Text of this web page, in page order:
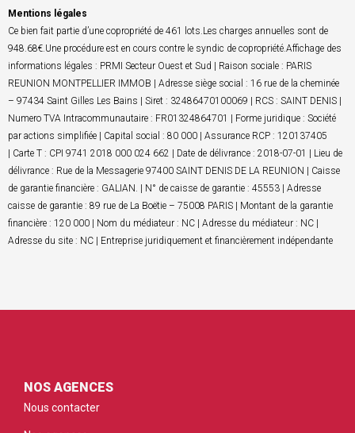
Mentions légales
Ce bien fait partie d’une copropriété de 461 lots.Les charges annuelles sont de
948.68€.Une procédure est en cours contre le syndic de copropriété.Affichage des
informations légales : PRMI Secteur Ouest et Sud | Raison sociale : PARIS
REUNION MONTPELLIER IMMOB | Adresse siège social : 16 rue de la cheminée
– 97434 Saint Gilles Les Bains | Siret : 32486470100069 | RCS : SAINT DENIS |
Numero TVA Intracommunautaire : FR01324864701 | Forme juridique : Société
par actions simplifiée | Capital social : 80 000 | Assurance RCP : 120137405
| Carte T : CPI 9741 2018 000 024 662 | Date de délivrance : 2018-07-01 | Lieu de
délivrance : Rue de la Messagerie 97400 SAINT DENIS DE LA REUNION | Caisse
de garantie financière : GALIAN. | N° de caisse de garantie : 45553 | Adresse
caisse de garantie : 89 rue de La Boëtie – 75008 PARIS | Montant de la garantie
financière : 120 000 | Nom du médiateur : NC | Adresse du médiateur : NC |
Adresse du site : NC | Entreprise juridiquement et financièrement indépendante
NOS AGENCES
Nous contacter